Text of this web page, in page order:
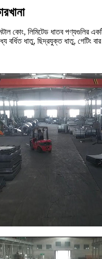
কোং, লিমিটেড ধাতব পণ্যগুলির
বর্ধিত ধাতু, ছিদ্রযুক্ত ধাতু, গেটিং